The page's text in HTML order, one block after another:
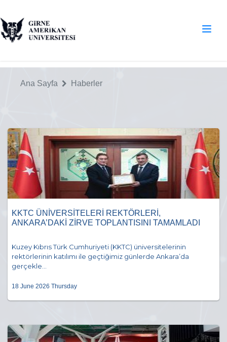
Ana Sayfa Haberler
KKTC ÜNİVERSİTELERİ REKTÖRLERİ,
ANKARA’DAKİ ZİRVE TOPLANTISINI TAMAMLADI
Kuzey Kıbrıs Türk Cumhuriyeti (KKTC) üniversitelerinin
rektörlerinin katılımı ile geçtiğimiz günlerde Ankara’da
gerçekle...
18 June 2026 Thursday